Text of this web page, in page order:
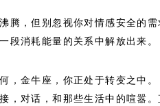
腾，但别忽视你对情感安全的
段消耗能量的关系中解放出来。
，金牛座，你正处于转变之中
，对话，和那些生活中的喧嚣